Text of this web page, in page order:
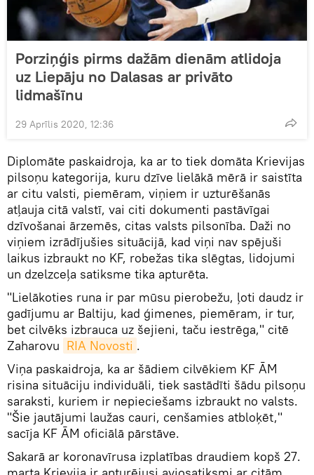
Porziņģis pirms dažām dienām atlidoja
uz Liepāju no Dalasas ar privāto
lidmašīnu
29 Aprīlis 2020, 12:36
Diplomāte paskaidroja, ka ar to tiek domāta Krievijas
pilsoņu kategorija, kuru dzīve lielākā mērā ir saistīta
ar citu valsti, piemēram, viņiem ir uzturēšanās
atļauja citā valstī, vai citi dokumenti pastāvīgai
dzīvošanai ārzemēs, citas valsts pilsonība. Daži no
viņiem izrādījušies situācijā, kad viņi nav spējuši
laikus izbraukt no KF, robežas tika slēgtas, lidojumi
un dzelzceļa satiksme tika apturēta.
"Lielākoties runa ir par mūsu pierobežu, ļoti daudz ir
gadījumu ar Baltiju, kad ģimenes, piemēram, ir tur,
bet cilvēks izbrauca uz šejieni, taču iestrēga," citē
Zaharovu RIA Novosti .
Viņa paskaidroja, ka ar šādiem cilvēkiem KF ĀM
risina situāciju individuāli, tiek sastādīti šādu pilsoņu
saraksti, kuriem ir nepieciešams izbraukt no valsts.
"Šie jautājumi laužas cauri, cenšamies atbloķēt,"
sacīja KF ĀM oficiālā pārstāve.
Sakarā ar koronavīrusa izplatības draudiem kopš 27.